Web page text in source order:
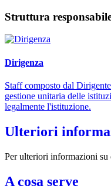
Struttura
Dirigenza
Staff composto dal
gestione unitaria delle
legalmente l'istituzione.
Ulteriori
Per ulteriori informazioni su
A cosa serve